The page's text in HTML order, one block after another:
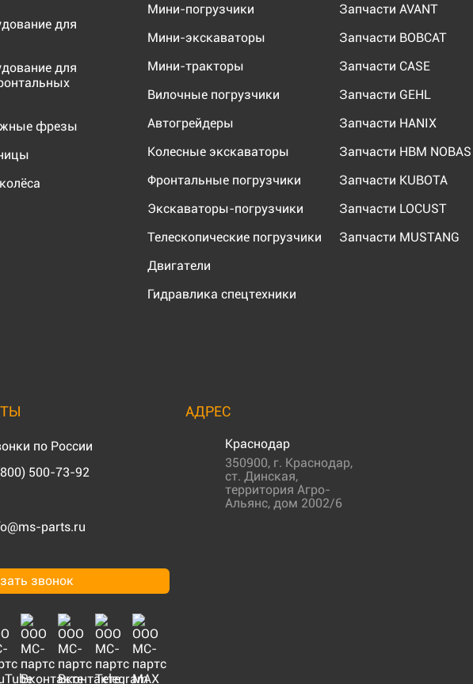
для
для
фрезы
Мини-погрузчики
Мини-экскаваторы
Мини-тракторы
Вилочные погрузчики
Автогрейдеры
Колесные экскаваторы
Фронтальные погрузчики
Экскаваторы-погрузчики
Телескопические погрузчики
Двигатели
Гидравлика спецтехники
Запчасти AVANT
Запчасти BOBCAT
Запчасти CASE
Запчасти GEHL
Запчасти HANIX
Запчасти HBM NOBAS
Запчасти KUBOTA
Запчасти LOCUST
Запчасти MUSTANG
по России
500-73-92
parts.ru
звонок
АДРЕС
Краснодар
350900, г. Краснодар,
ст. Динская,
территория Агро-
Альянс, дом 2002/6